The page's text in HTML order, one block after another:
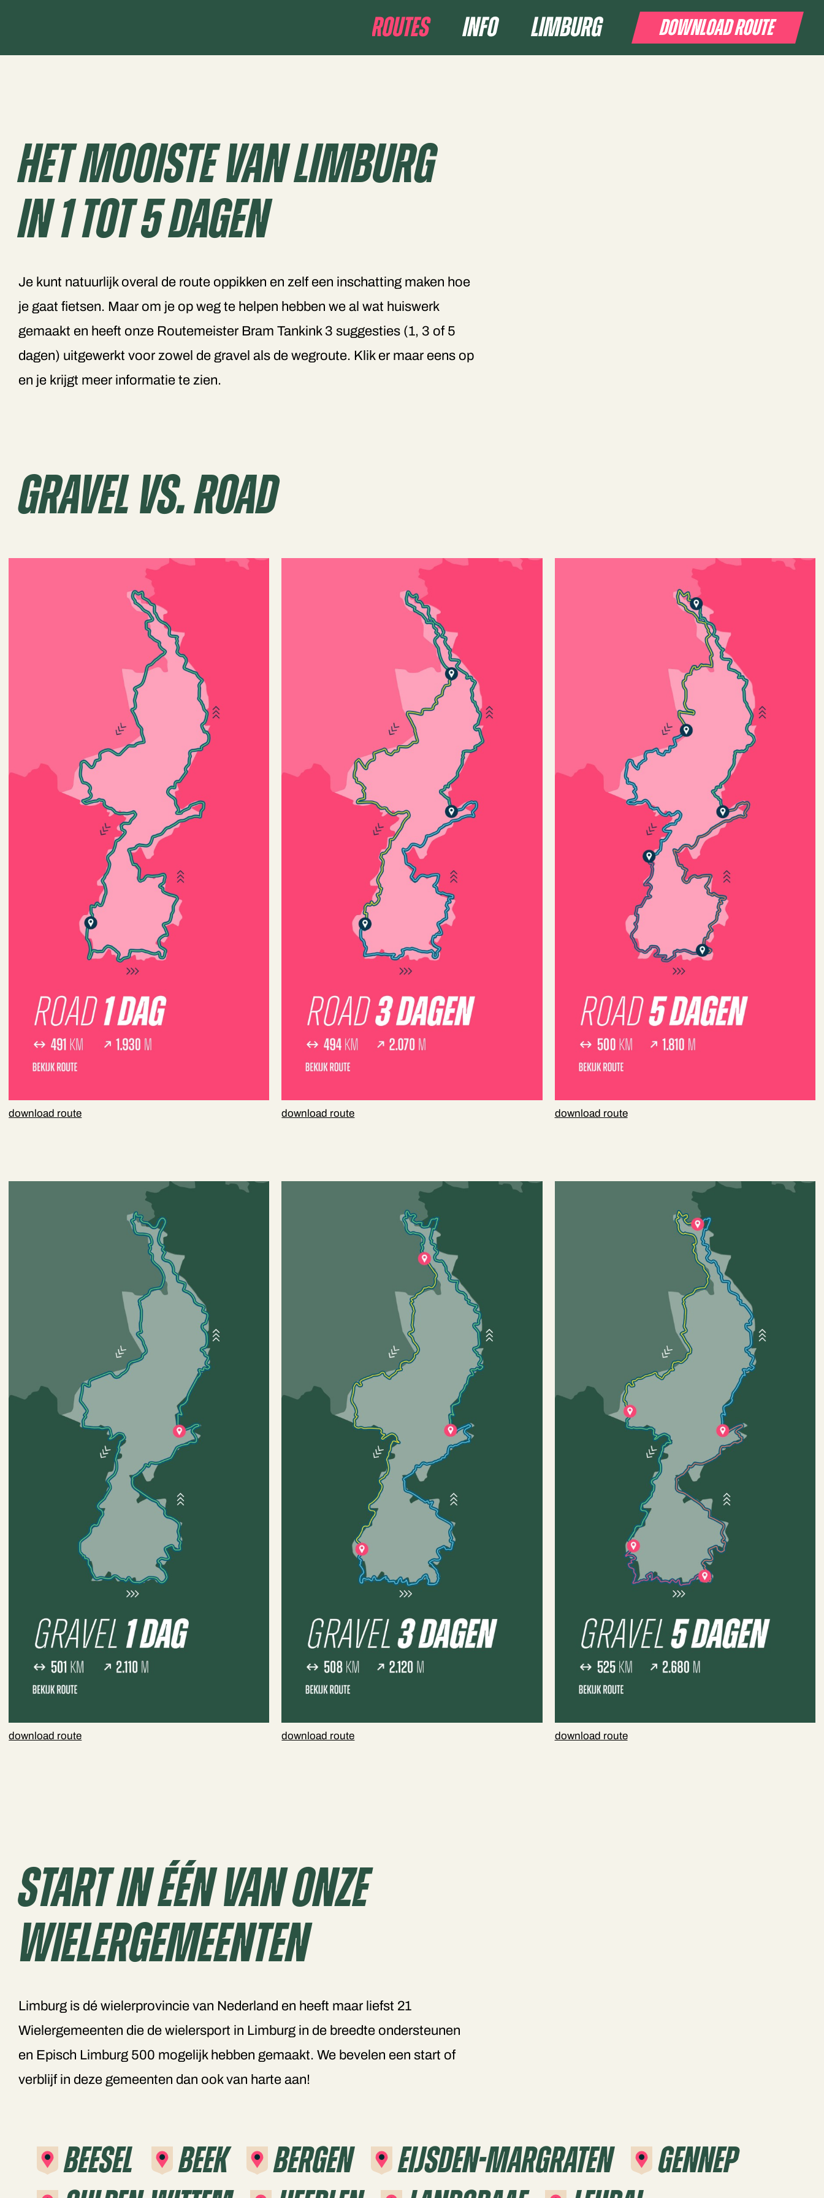
ROUTES INFO LIMBURG DOWNLOAD ROUTE
Het Mooiste Van Limburg
In 1 Tot 5 Dagen
Je kunt natuurlijk overal de route oppikken en zelf een inschatting maken hoe
je gaat fietsen. Maar om je op weg te helpen hebben we al wat huiswerk
gemaakt en heeft onze Routemeister Bram Tankink 3 suggesties (1, 3 of 5
dagen) uitgewerkt voor zowel de gravel als de wegroute. Klik er maar eens op
en je krijgt meer informatie te zien.
Gravel Vs. Road
download route download route download route
download route download route download route
Start In Één Van Onze
Wielergemeenten
Limburg is dé wielerprovincie van Nederland en heeft maar liefst 21
Wielergemeenten die de wielersport in Limburg in de breedte ondersteunen
en Episch Limburg 500 mogelijk hebben gemaakt. We bevelen een start of
verblijf in deze gemeenten dan ook van harte aan!
Beesel Beek Bergen Eijsden-Margraten
Gennep